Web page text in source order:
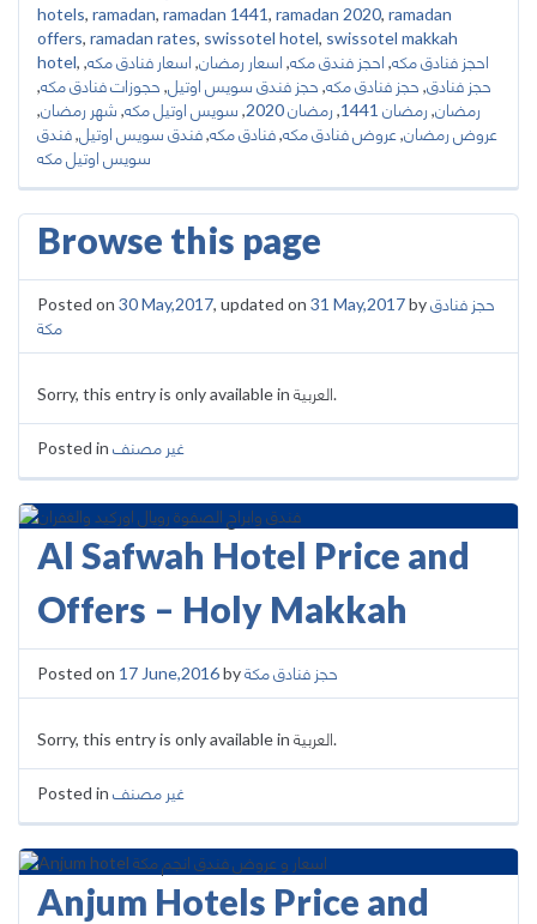
hotels, ramadan, ramadan 1441, ramadan 2020, ramadan
offers, ramadan rates, swissotel hotel, swissotel makkah
hotel, احجز فنادق مكه, احجز فندق مكه, اسعار رمضان, اسعار فنادق مكه,
حجز فنادق, حجز فنادق مكه, حجز فندق سويس اوتيل, حجوزات فنادق مكه,
رمضان, رمضان 1441 , رمضان 2020 , سويس اوتيل مكه, شهر رمضان,
عروض رمضان, عروض فنادق مكه,فنادق مكه,فندق سويس اوتيل,فندق
سويس اوتيل مكه
Browse this page
Posted on 30 May,2017, updated on 31 May,2017byحجز فنادق
مكة
Sorry, this entry is only available in العربية.
Posted in غير مصنف
Al Safwah Hotel Price and
Offers – Holy Makkah
Posted on 17 June,2016byحجز فنادق مكة
Sorry, this entry is only available in العربية.
Posted in غير مصنف
Anjum Hotels Price and